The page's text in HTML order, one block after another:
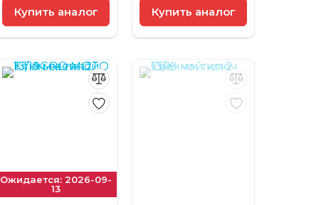
Купить аналог Купить аналог
Ожидается: 2026-09-
13